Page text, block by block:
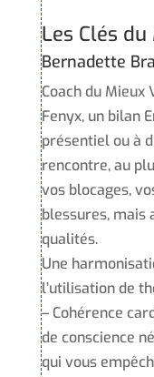
Les Clés
Bernadette
Coach du Mieux
Fenyx, un bilan
présentiel ou à
rencontre, au
vos blocages,
blessures, mais
qualités.
Une
l’utilisation de
– Cohérence
de conscience
qui vous